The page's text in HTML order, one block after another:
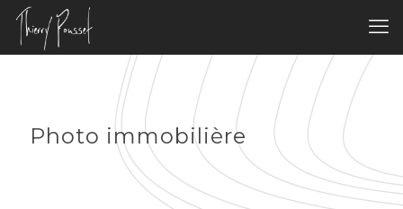
Photo immobilière